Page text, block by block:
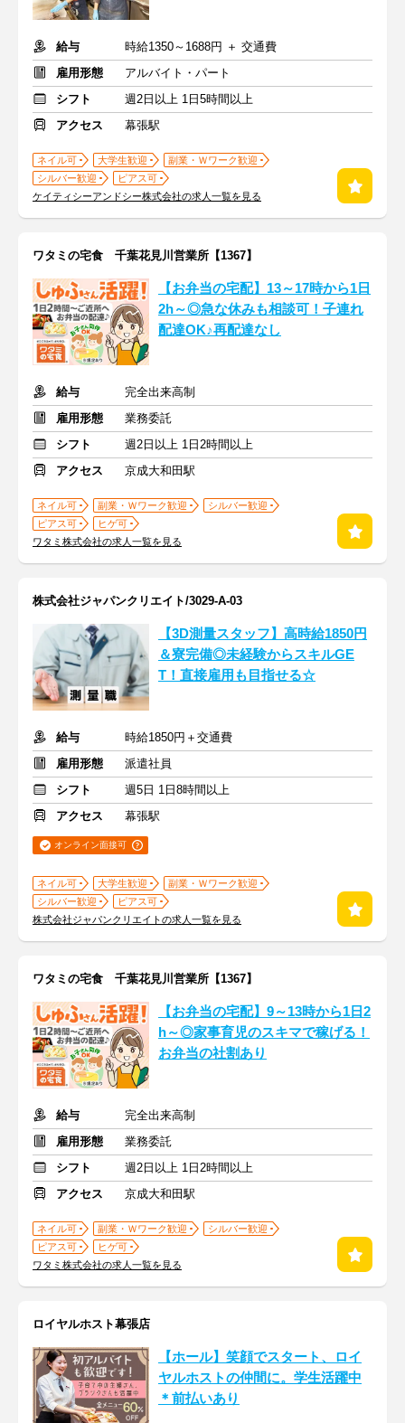
給与
時給1350～1688円 ＋ 交通費
雇用形態
アルバイト・パート
シフト
週2日以上 1日5時間以上
アクセス
幕張駅
ネイル可 大学生歓迎
副業・Ｗワーク歓迎
シルバー歓迎
ピアス可
ケイティシーアンドシー株式会社の求人一覧を見る
ワタミの宅食 千葉花見川営業所【1367】
【お弁当の宅配】13～17時から1日
2h～◎急な休みも相談可！子連れ
配達OK♪再配達なし
給与
完全出来高制
雇用形態
業務委託
シフト
週2日以上 1日2時間以上
アクセス
京成大和田駅
ネイル可 副業・Ｗワーク歓迎
シルバー歓迎
ピアス可
ヒゲ可
ワタミ株式会社の求人一覧を見る
株式会社ジャパンクリエイト/3029-A-03
【3D測量スタッフ】高時給1850円
＆寮完備◎未経験からスキルGE
T！直接雇用も目指せる☆
給与
時給1850円＋交通費
雇用形態
派遣社員
シフト
週5日 1日8時間以上
アクセス
幕張駅
オンライン面接可
ネイル可 大学生歓迎
副業・Ｗワーク歓迎
シルバー歓迎
ピアス可
株式会社ジャパンクリエイトの求人一覧を見る
ワタミの宅食 千葉花見川営業所【1367】
【お弁当の宅配】9～13時から1日2
h～◎家事育児のスキマで稼げる！
お弁当の社割あり
給与
完全出来高制
雇用形態
業務委託
シフト
週2日以上 1日2時間以上
アクセス
京成大和田駅
ネイル可 副業・Ｗワーク歓迎
シルバー歓迎
ピアス可
ヒゲ可
ワタミ株式会社の求人一覧を見る
ロイヤルホスト幕張店
【ホール】笑顔でスタート、ロイ
ヤルホストの仲間に。学生活躍中
＊前払いあり